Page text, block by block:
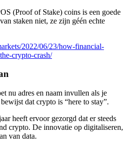
(Proof of Stake) coins is een goede
staken niet, ze zijn géén echte
2022/06/23/how-financial-
crypto-crash/
nu adres en naam invullen als je
dat crypto is “here to stay”.
heeft ervoor gezorgd dat er steeds
crypto. De innovatie op digitaliseren,
van data.